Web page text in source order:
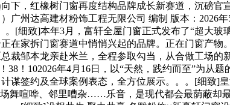
，红橡树门窗再度结构品牌成长新赛道，沉磅官
广州达高建材粉饰工程无限公司 编制 版本：2026
[细致]本年3月，富轩全屋门窗正式发布了“超大玻
家拆门窗赛道中悄悄兴起的品牌。正在门窗产物
邹本龙亲赴米兰，全程参取勾当，从合做工场的
！102026年4月16日，以“天然，践约而至”为从
签约及全球案例表态，全方位展示。。。[细致]
舞喧哗、邻里嘈杂……乐音，是现代都会最荫蔽却